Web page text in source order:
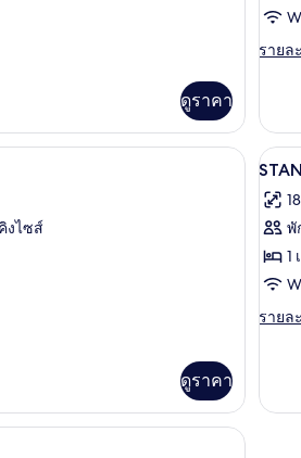
ดูราคา
ของ
ห้อง
สวีท,
วิว
สวน
รายล
ราย
เกี่ยว
กับ
ห้อง
เนียร์
สวี
วิว
สวน
รีด/โต๊ะรีดผ้า
ห้องซูพีเรีย, วิวทะเล | วิวจากห้องพัก
งไซส์
ดูราคา
เปิด
ภา
ทั้ง
ของ
SEA
5
พั
1
รายล
ราย
กับ